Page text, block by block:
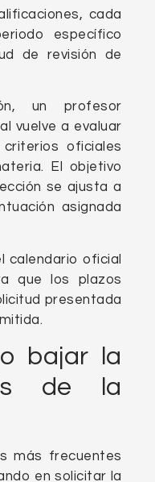
cada
específico
de revisión de
un profesor
vuelve a evaluar
oficiales
El objetivo
se ajusta a
asignada
calendario oficial
que los plazos
presentada
bajar la
de la
más frecuentes
en solicitar la